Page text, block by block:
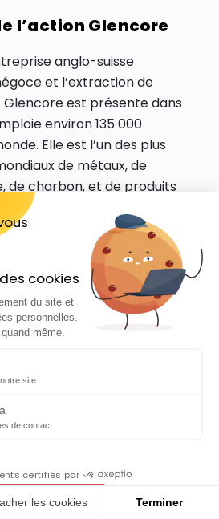
cookies
du site et
personnelles.
même.
site
de contact
certifiés par
les cookies Terminer
l’action Glencore
anglo-suisse
et l’extraction de
est présente dans
environ 135 000
Elle est l’un des plus
de métaux, de
de charbon, et de produits
est cotée à la Bourse de
GLEN. Elle fait partie de
regroupe les 100 plus grandes
Elle fait également partie
50, qui regroupe les 50 plus
la zone euro.
notre article
et les moins
en 2023
de l’action
vous gratuitement à
hebdo
notre ebook
de ce site